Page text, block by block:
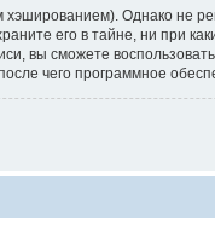
Однако не
его в тайне, ни при
вы сможете
чего программное